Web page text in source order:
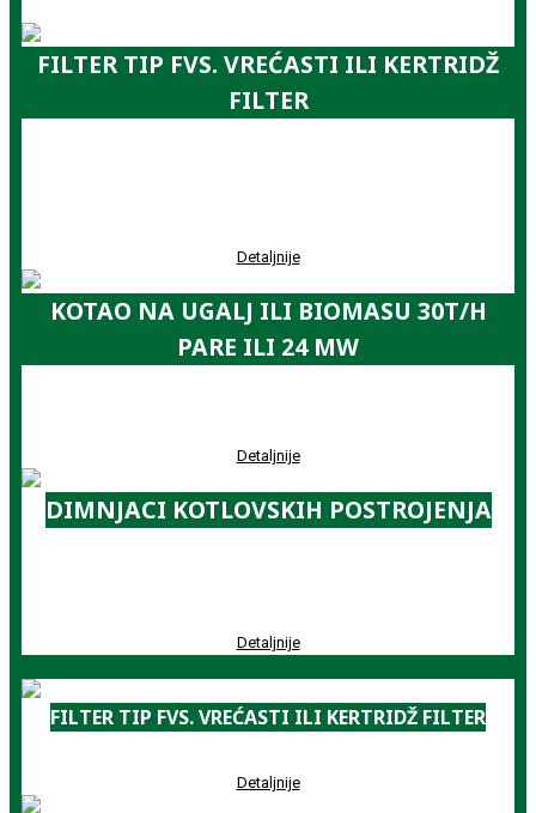
FILTER TIP FVS. VREĆASTI ILI KERTRIDŽ
FILTER
Detaljnije
KOTAO NA UGALJ ILI BIOMASU 30T/H
PARE ILI 24 MW
Detaljnije
DIMNJACI KOTLOVSKIH POSTROJENJA
Detaljnije
FILTER TIP FVS. VREĆASTI ILI KERTRIDŽ FILTER
Detaljnije